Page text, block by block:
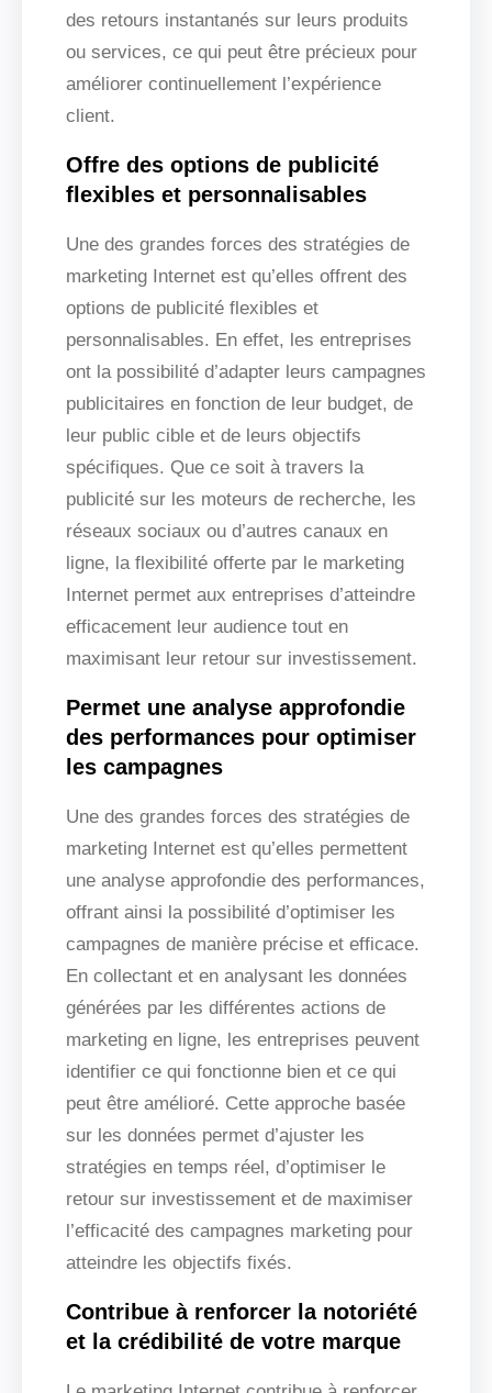
des retours instantanés sur leurs produits
ou services, ce qui peut être précieux pour
améliorer continuellement l’expérience
client.
Offre des options de publicité
flexibles et personnalisables
Une des grandes forces des stratégies de
marketing Internet est qu’elles offrent des
options de publicité flexibles et
personnalisables. En effet, les entreprises
ont la possibilité d’adapter leurs campagnes
publicitaires en fonction de leur budget, de
leur public cible et de leurs objectifs
spécifiques. Que ce soit à travers la
publicité sur les moteurs de recherche, les
réseaux sociaux ou d’autres canaux en
ligne, la flexibilité offerte par le marketing
Internet permet aux entreprises d’atteindre
efficacement leur audience tout en
maximisant leur retour sur investissement.
Permet une analyse approfondie
des performances pour optimiser
les campagnes
Une des grandes forces des stratégies de
marketing Internet est qu’elles permettent
une analyse approfondie des performances,
offrant ainsi la possibilité d’optimiser les
campagnes de manière précise et efficace.
En collectant et en analysant les données
générées par les différentes actions de
marketing en ligne, les entreprises peuvent
identifier ce qui fonctionne bien et ce qui
peut être amélioré. Cette approche basée
sur les données permet d’ajuster les
stratégies en temps réel, d’optimiser le
retour sur investissement et de maximiser
l’efficacité des campagnes marketing pour
atteindre les objectifs fixés.
Contribue à renforcer la notoriété
et la crédibilité de votre marque